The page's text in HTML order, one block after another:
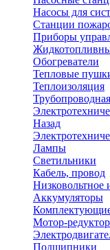
Насосы для
Станции
Приборы
Обогреватели
Тепловые
Теплоизоляция
Назад
Лампы
Светильники
Кабель, провод
Низковольтное
Аккумуляторы
Мотор-
Подшипники